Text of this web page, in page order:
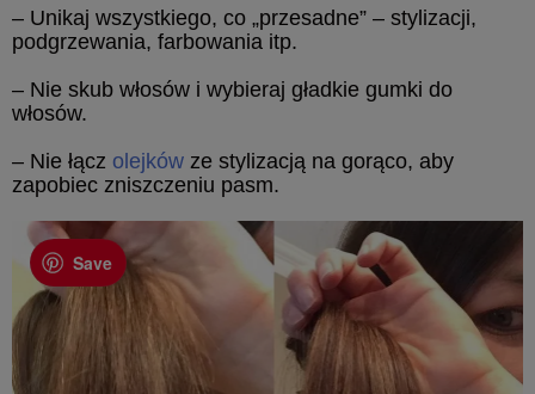
– Unikaj wszystkiego, co „przesadne” – stylizacji,
podgrzewania, farbowania itp.
– Nie skub włosów i wybieraj gładkie gumki do
włosów.
– Nie łącz olejków ze stylizacją na gorąco, aby
zapobiec zniszczeniu pasm.
Save